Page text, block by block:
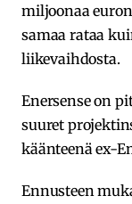
miljoonaa
samaa rataa
liikevaihdosta.
Enersense on
suuret
käänteenä ex-
Ennusteen